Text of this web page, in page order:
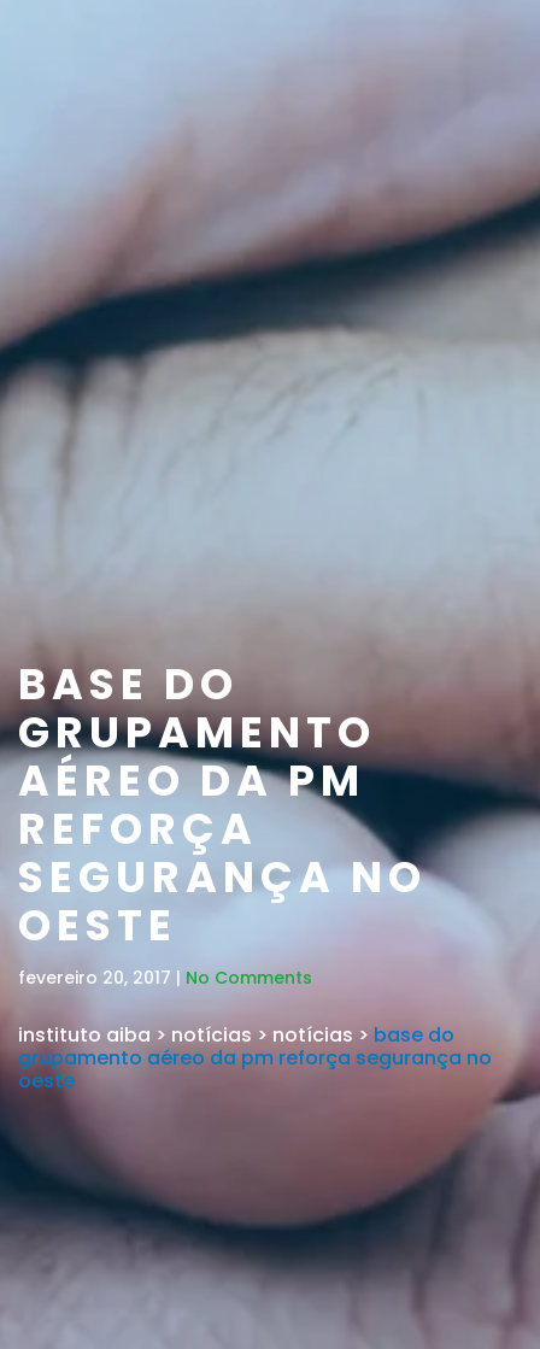
BASE DO
GRUPAMENTO
AÉREO DA PM
REFORÇA
SEGURANÇA NO
OESTE
fevereiro 20, 2017 | No Comments
instituto aiba > notícias > notícias > base do
grupamento aéreo da pm reforça segurança no
oeste